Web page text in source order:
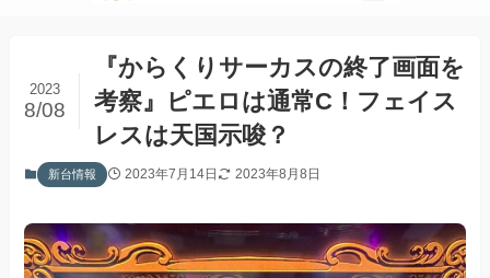
『からくりサーカスの終了画面を
考察』ピエロは通常C！フェイス
レスは天国示唆？
2023
8/08
新台情報 2023年7月14日 2023年8月8日